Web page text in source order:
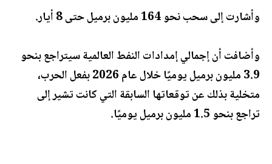
وأشارت إلى سحب نحو 164 مليون برميل حتى 8 أيار.
وأضافت أن إجمالي إمدادات النفط العالمية سيتراجع بنحو
3.9 مليون برميل يوميًا خلال عام 2026 بفعل الحرب،
متخلية بذلك عن توقعاتها السابقة التي كانت تشير إلى
تراجع بنحو 1.5 مليون برميل يوميًا.